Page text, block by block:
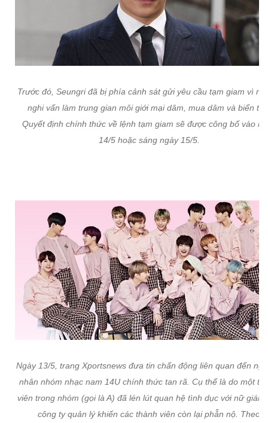
Trước đó, Seungri đã bị phía cảnh sát gửi yêu cầu tạm giam vì
nghi vấn làm trung gian môi giới mại dâm, mua dâm và biển
Quyết định chính thức về lệnh tạm giam sẽ được công bố vào
14/5 hoặc sáng ngày 15/5.
Ngày 13/5, trang Xportsnews đưa tin chấn động liên quan đến
nhân nhóm nhạc nam 14U chính thức tan rã. Cụ thể là do một
viên trong nhóm (gọi là A) đã lén lút quan hệ tình dục với nữ giám
công ty quản lý khiến các thành viên còn lại phẫn nộ. Theo